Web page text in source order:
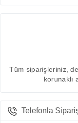
Tüm siparişleriniz,
korunaklı
Telefonla